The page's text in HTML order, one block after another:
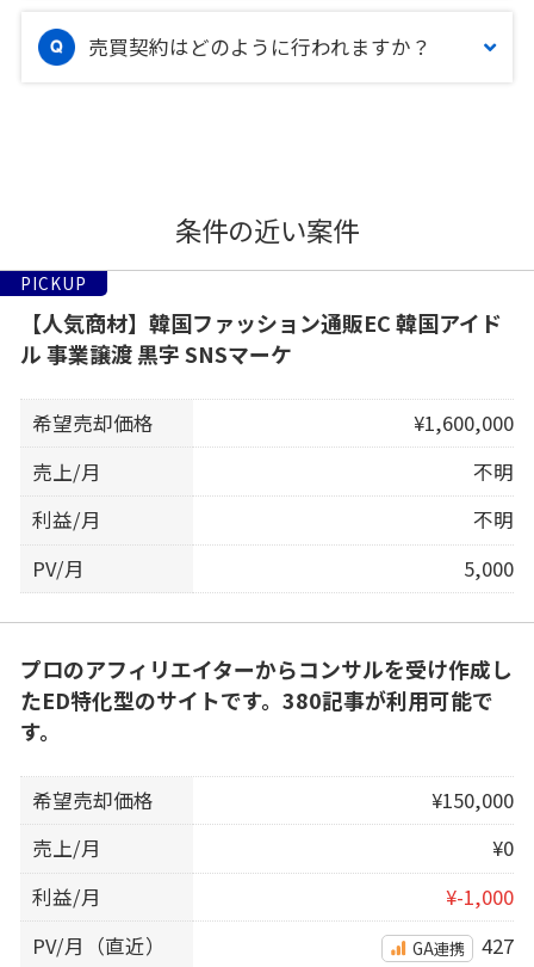
売買契約はどのように行われますか？
条件の近い案件
PICKUP
【人気商材】韓国ファッション通販EC 韓国アイド
ル 事業譲渡 黒字 SNSマーケ
希望売却価格
¥1,600,000
売上/月
不明
利益/月
不明
PV/月
5,000
プロのアフィリエイターからコンサルを受け作成し
たED特化型のサイトです。380記事が利用可能で
す。
希望売却価格
¥150,000
売上/月
¥0
利益/月
¥-1,000
PV/月（直近）
GA連携 427